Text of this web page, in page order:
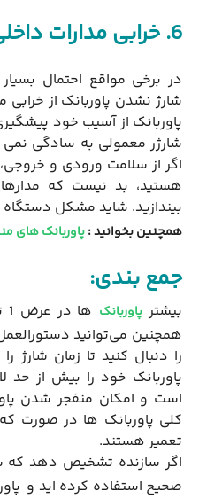
6. خرابی مدارات
در برخی مواقع احتمال
شارژ نشدن پاوربانک از خرابی
پاوربانک از آسیب خود
شارژر معمولی به سادگی نمی
اگر از سلامت ورودی و
هستید، بد نیست که
بیندازید. شاید مشکل دستگاه
همچنین بخوانید :پاوربانک های
جمع بندی:
بیشتر پاوربانک
همچنین می‌توانید
را دنبال کنید تا زمان شارژ
پاوربانک خود را بیش از حد
است و امکان منفجر شدن
کلی پاوربانک ها در صورت
تعمیر هستند.
اگر سازنده تشخیص دهد که
صحیح استفاده کرده اید و